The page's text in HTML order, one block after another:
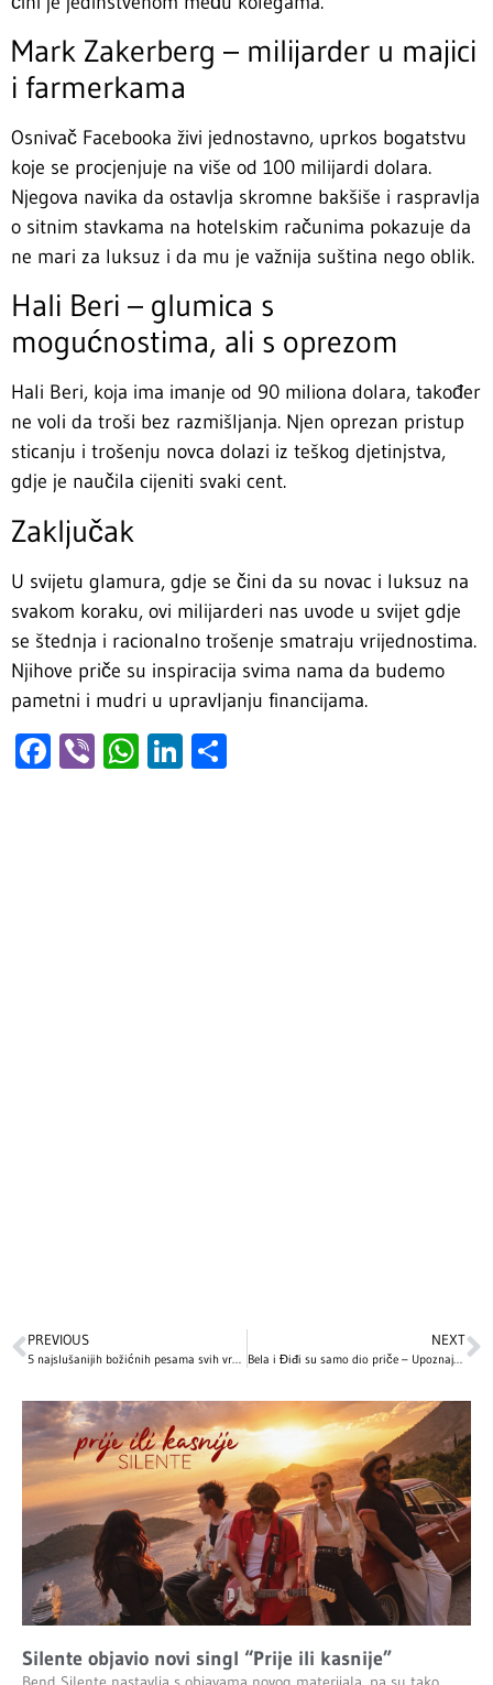
Mark Zakerberg – milijarder u majici
i farmerkama
Osnivač Facebooka živi jednostavno, uprkos bogatstvu
koje se procjenjuje na više od 100 milijardi dolara.
Njegova navika da ostavlja skromne bakšiše i raspravlja
o sitnim stavkama na hotelskim računima pokazuje da
ne mari za luksuz i da mu je važnija suština nego oblik.
Hali Beri – glumica s
mogućnostima, ali s oprezom
Hali Beri, koja ima imanje od 90 miliona dolara, također
ne voli da troši bez razmišljanja. Njen oprezan pristup
sticanju i trošenju novca dolazi iz teškog djetinjstva,
gdje je naučila cijeniti svaki cent.
Zaključak
U svijetu glamura, gdje se čini da su novac i luksuz na
svakom koraku, ovi milijarderi nas uvode u svijet gdje
se štednja i racionalno trošenje smatraju vrijednostima.
Njihove priče su inspiracija svima nama da budemo
pametni i mudri u upravljanju financijama.
Facebook
ViberWhatsApp
LinkedIn
PREVIOUS NEXT
Bela i Điđi su samo dio priče – Upoznajte Anvara Hadida, njihova zvijezda u usponu!
Silente objavio novi singl “Prije ili kasnije”